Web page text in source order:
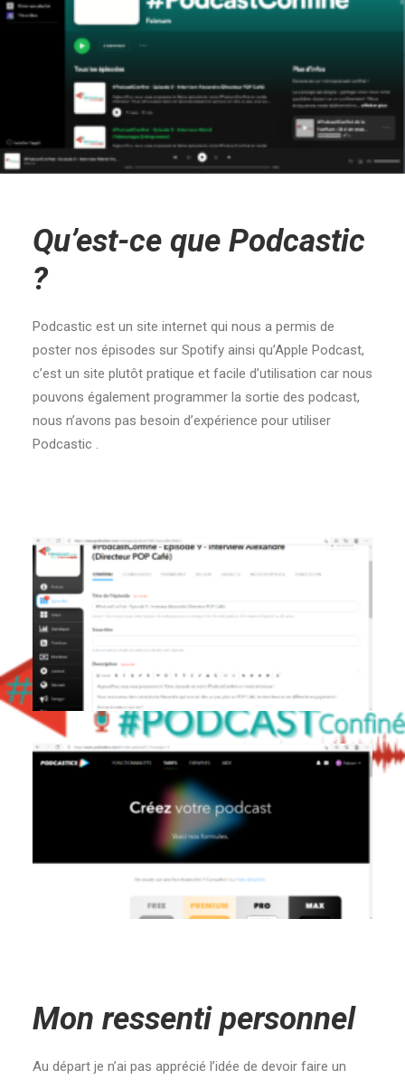
Qu’est-ce que Podcastic
?
Podcastic est un site internet qui nous a permis de
poster nos épisodes sur Spotify ainsi qu’Apple Podcast,
c’est un site plutôt pratique et facile d’utilisation car nous
pouvons également programmer la sortie des podcast,
nous n’avons pas besoin d’expérience pour utiliser
Podcastic .
Mon ressenti personnel
Au départ je n’ai pas apprécié l’idée de devoir faire un